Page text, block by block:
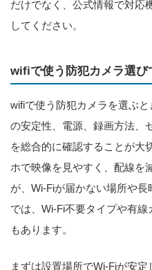
だけでなく、公式情報で対応
してください。
wifiで使う防犯カメラ選び
wifiで使う防犯カメラを選ぶ
の安定性、電源、録画方法、
を総合的に確認することが大
ホで映像を見やすく、配線を
が、Wi-Fiが届かない場所や
では、Wi-Fi不要タイプや有
もあります。
まずは設置場所でWi-Fiが安